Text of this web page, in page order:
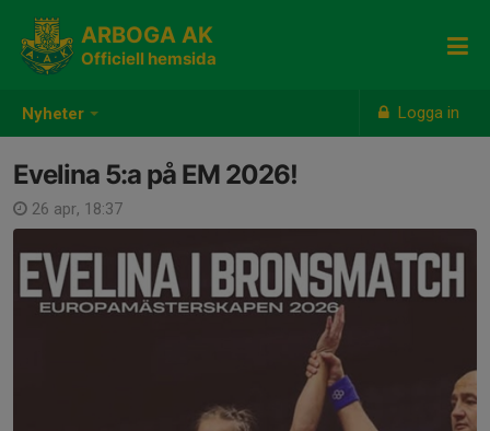
Nyheter Logga in
ARBOGA AK
Officiell hemsida
Evelina 5:a på EM 2026!
26 apr, 18:37